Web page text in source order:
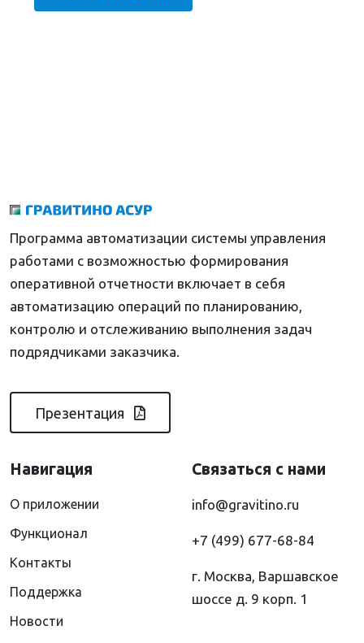
Программа автоматизации системы управления
работами с возможностью формирования
оперативной отчетности включает в себя
автоматизацию операций по планированию,
контролю и отслеживанию выполнения задач
подрядчиками заказчика.
Презентация
Навигация
О приложении
Функционал
Контакты
Поддержка
Новости
Связаться с нами
info@gravitino.ru
+7 (499) 677-68-84
г. Москва, Варшавское
шоссе д. 9 корп. 1